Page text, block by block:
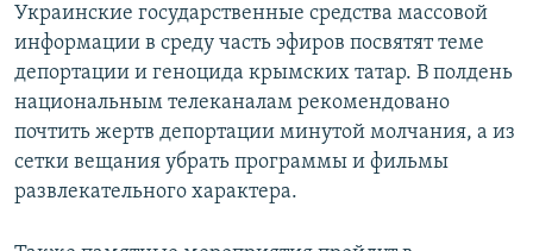
Украинские государственные средства массовой
информации в среду часть эфиров посвятят теме
депортации и геноцида крымских татар. В полдень
национальным телеканалам рекомендовано
почтить жертв депортации минутой молчания, а из
сетки вещания убрать программы и фильмы
развлекательного характера.